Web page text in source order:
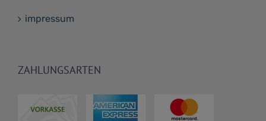
impressum
ZAHLUNGSARTEN